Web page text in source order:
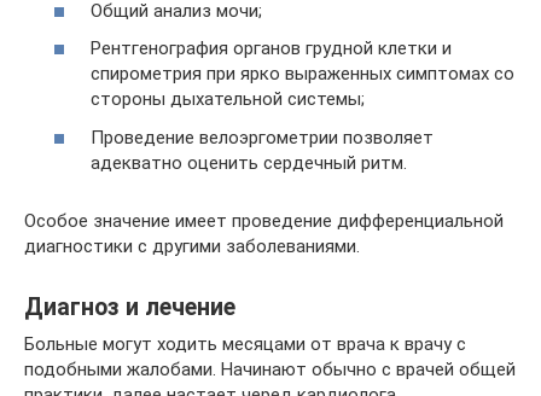
Общий анализ мочи;
Рентгенография органов грудной клетки и
спирометрия при ярко выраженных симптомах со
стороны дыхательной системы;
Проведение велоэргометрии позволяет
адекватно оценить сердечный ритм.
Особое значение имеет проведение дифференциальной
диагностики с другими заболеваниями.
Диагноз и лечение
Больные могут ходить месяцами от врача к врачу с
подобными жалобами. Начинают обычно с врачей общей